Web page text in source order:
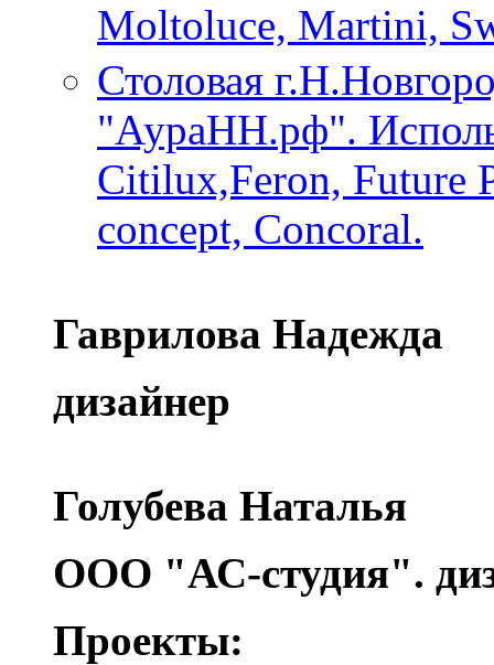
Moltoluce, Martini,
Столовая
"АураНН.рф".
Citilux,Feron, Future
concept, Concoral.
Гаврилова Надежда
дизайнер
Голубева Наталья
ООО "АС-студия".
Проекты: